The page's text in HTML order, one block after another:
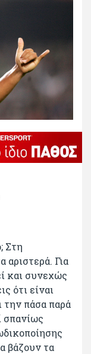
Στη
αριστερά. Για
και συνεχώς
ότι είναι
την πάσα παρά
σπανίως
βάζουν τα